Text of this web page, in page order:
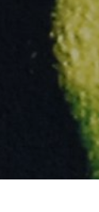
artists